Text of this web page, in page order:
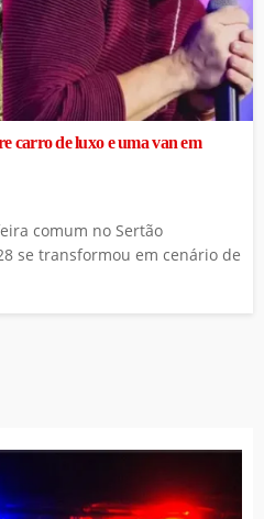
carro de luxo e uma van em
comum no Sertão
se transformou em cenário de